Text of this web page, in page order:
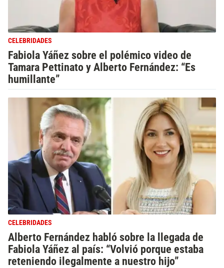
CELEBRIDADES
Fabiola Yáñez sobre el polémico video de
Tamara Pettinato y Alberto Fernández: “Es
humillante”
CELEBRIDADES
Alberto Fernández habló sobre la llegada de
Fabiola Yáñez al país: “Volvió porque estaba
reteniendo ilegalmente a nuestro hijo”